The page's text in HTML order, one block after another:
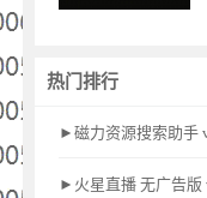
热门排行
►磁力资源搜索助手
►火星直播 无广告版